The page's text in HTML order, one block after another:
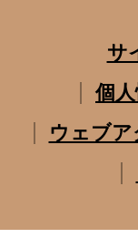
サ
個
ウェブ